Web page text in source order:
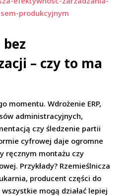
produkcyjnym
– czy to ma
momentu. Wdrożenie ERP,
administracyjnych,
czy śledzenie partii
cyfrowej daje ogromne
ręcznym montażu czy
Przykłady? Rzemieślnicza
producent części do
mogą działać lepiej